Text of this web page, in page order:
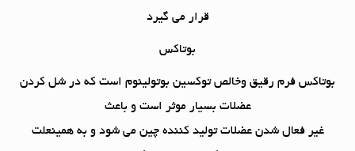
قرار می گیرد
بوتاکس
بوتاکس فرم رقیق وخالص توکسین بوتولینوم است که در شل کردن
عضلات بسیار موثر است و باعث
غیر فعال شدن عضلات تولید کننده چین می شود و به همینعلت